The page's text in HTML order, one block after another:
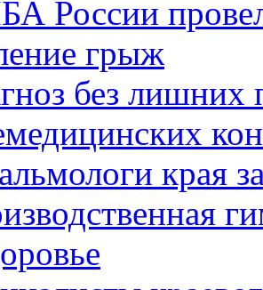
России
грыж
без лишних
края